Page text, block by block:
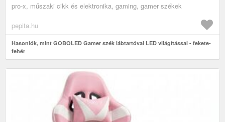
pro-x, műszaki cikk és elektronika, gaming, gamer székek
pepita.hu
Hasonlók, mint GOBOLED Gamer szék lábtartóval LED világítással - fekete-
fehér